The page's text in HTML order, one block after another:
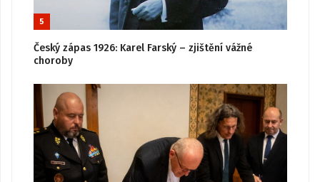
5
Český zápas 1926: Karel Farský – zjištění vážné
choroby